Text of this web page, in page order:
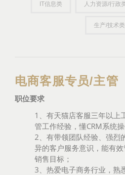
IT信息类 人力资源/行政
生产/技术类
电商客服专员/主管
职位要求
1、有天猫店客服三年以上
管工作经验，懂CRM系统
2、有带领团队经验、强烈
异的客户服务意识，能有
销售目标；
3、热爱电子商务行业，熟